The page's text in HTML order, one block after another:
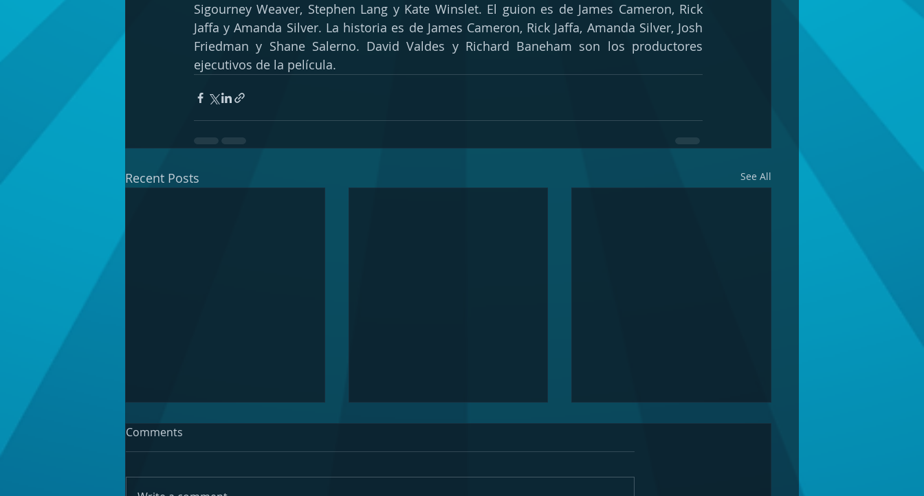
Sigourney Weaver, Stephen Lang y Kate Winslet. El guion es de James Cameron, Rick
Jaffa y Amanda Silver. La historia es de James Cameron, Rick Jaffa, Amanda Silver, Josh
Friedman y Shane Salerno. David Valdes y Richard Baneham son los productores
ejecutivos de la película.
Recent Posts See All
Comments